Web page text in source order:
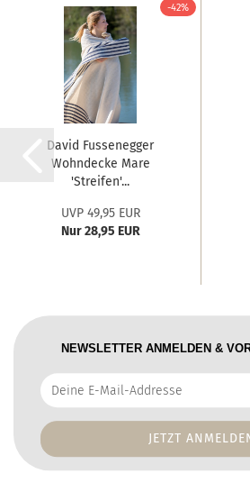
-42%
David Fussenegger
Wohndecke Mare
'Streifen'...
UVP 49,95 EUR
Nur 28,95 EUR
NEWSLETTER ANMELDEN &
Deine
E-
Addresse